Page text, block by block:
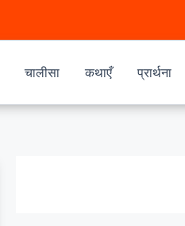
चालीसा कथाएँ प्रार्थना